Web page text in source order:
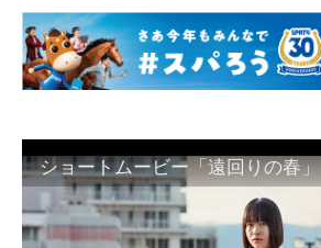
ショートムービー「遠回りの春」